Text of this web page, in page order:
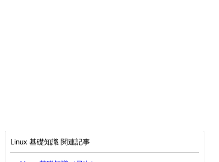
Linux 基礎知識 関連記事